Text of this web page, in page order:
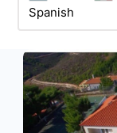
Spanish